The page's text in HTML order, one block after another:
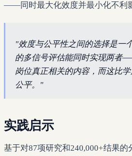
——同时最大化效度并最小化不利
"效度与公平性之间的选择是一
的多信号评估能同时实现两者
岗位真正相关的内容，而这比
公平。"
实践启示
基于对87项研究和240,000+结果